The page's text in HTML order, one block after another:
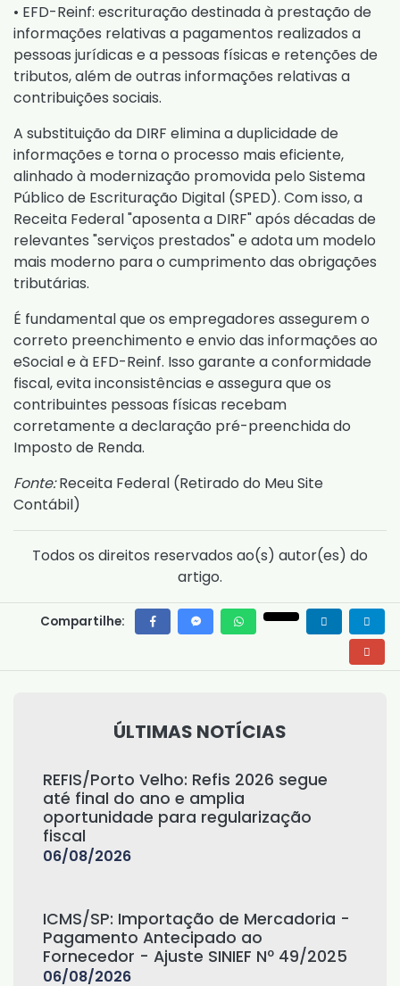
• EFD-Reinf: escrituração destinada à prestação de
informações relativas a pagamentos realizados a
pessoas jurídicas e a pessoas físicas e retenções de
tributos, além de outras informações relativas a
contribuições sociais.
A substituição da DIRF elimina a duplicidade de
informações e torna o processo mais eficiente,
alinhado à modernização promovida pelo Sistema
Público de Escrituração Digital (SPED). Com isso, a
Receita Federal "aposenta a DIRF" após décadas de
relevantes "serviços prestados" e adota um modelo
mais moderno para o cumprimento das obrigações
tributárias.
É fundamental que os empregadores assegurem o
correto preenchimento e envio das informações ao
eSocial e à EFD-Reinf. Isso garante a conformidade
fiscal, evita inconsistências e assegura que os
contribuintes pessoas físicas recebam
corretamente a declaração pré-preenchida do
Imposto de Renda.
Fonte:Receita Federal (Retirado do Meu Site
Contábil)
Todos os direitos reservados ao(s) autor(es) do
artigo.
Compartilhe:
ÚLTIMAS NOTÍCIAS
REFIS/Porto Velho: Refis 2026 segue
até final do ano e amplia
oportunidade para regularização
fiscal
06/08/2026
ICMS/SP: Importação de Mercadoria -
Pagamento Antecipado ao
Fornecedor - Ajuste SINIEF Nº 49/2025
06/08/2026